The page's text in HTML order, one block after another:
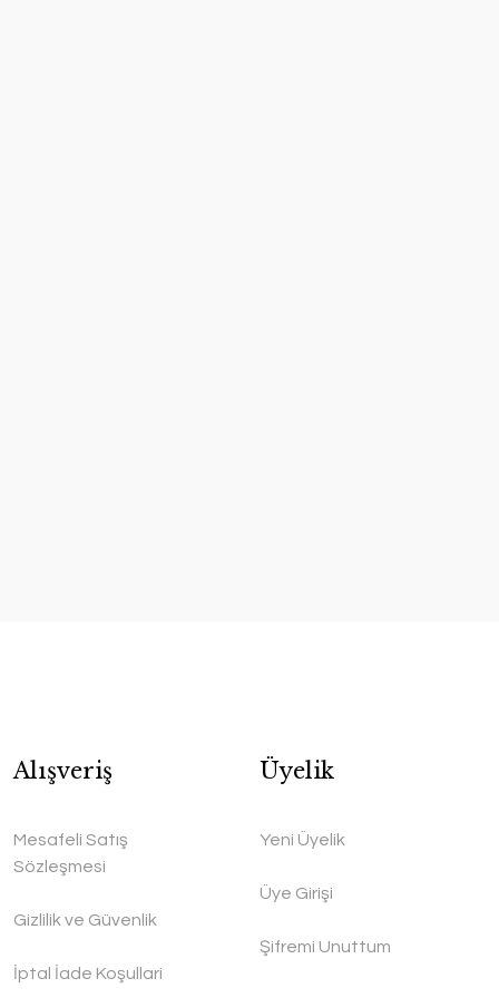
Alışveriş
Mesafeli Satış
Sözleşmesi
Gizlilik ve Güvenlik
İptal İade Koşullari
Üyelik
Yeni Üyelik
Üye Girişi
Şifremi Unuttum